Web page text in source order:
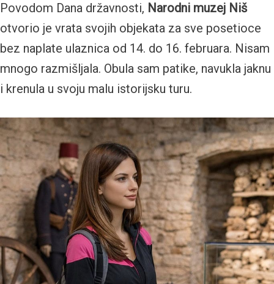
Povodom Dana državnosti, Narodni muzej Niš
otvorio je vrata svojih objekata za sve posetioce
bez naplate ulaznica od 14. do 16. februara. Nisam
mnogo razmišljala. Obula sam patike, navukla jaknu
i krenula u svoju malu istorijsku turu.